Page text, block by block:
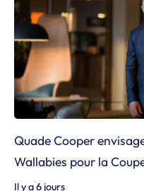
Quade Cooper
Wallabies pour la
Il y a 6 jours